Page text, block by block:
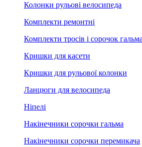
Колонки рульові велосипеда
Комплекти ремонтні
Комплекти тросів і сорочок гальма
Кришки для касети
Кришки для рульової колонки
Ланцюги для велосипеда
Ніпелі
Накінечники сорочки гальма
Накінечники сорочки перемикача